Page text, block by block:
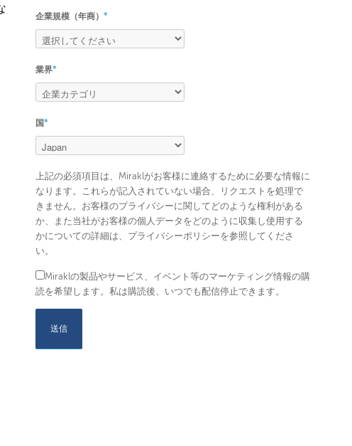
企業規模（年商）*
業界*
国*
上記の必須項目は、Miraklがお客様に連絡するために必要な情報に
なります。これらが記入されていない場合、リクエストを処理で
きません。お客様のプライバシーに関してどのような権利がある
か、また当社がお客様の個人データをどのように収集し使用する
かについての詳細は、プライバシーポリシーを参照してくださ
い。
Miraklの製品やサービス、イベント等のマーケティング情報の購
読を希望します。私は購読後、いつでも配信停止できます。